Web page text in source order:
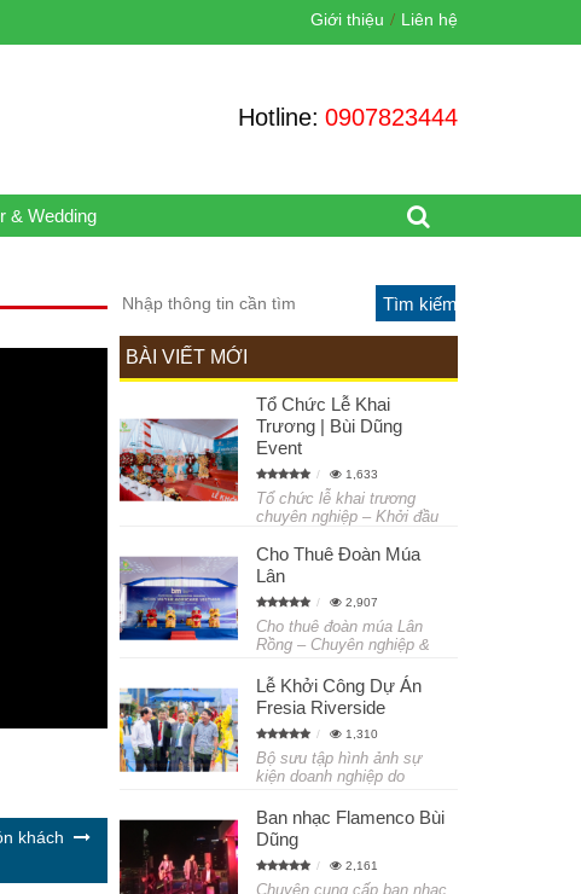
Giới thiệu Liên hệ
Hotline: 0907823444
& Wedding
khách
BÀI VIẾT MỚI
Tổ Chức Lễ Khai
Trương | Bùi Dũng
Event
1,633
Tổ chức lễ khai trương
chuyên nghiệp – Khởi đầu
Cho Thuê Đoàn Múa
Lân
2,907
Cho thuê đoàn múa Lân
Rồng – Chuyên nghiệp &
Lễ Khởi Công Dự Án
Fresia Riverside
1,310
Bộ sưu tập hình ảnh sự
kiện doanh nghiệp do
Ban nhạc Flamenco Bùi
Dũng
2,161
Chuyên cung cấp ban nhạc